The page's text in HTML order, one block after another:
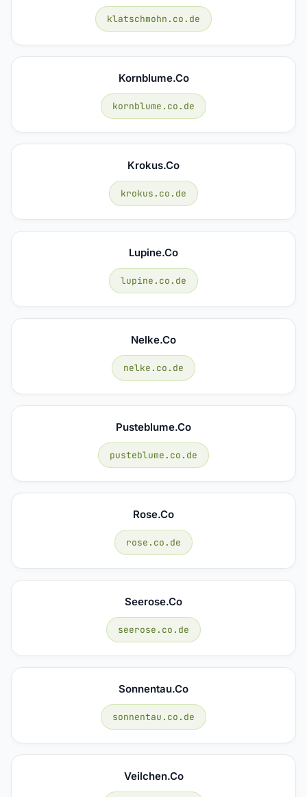
klatschmohn.co.de
Kornblume.co
kornblume.co.de
Krokus.co
krokus.co.de
Lupine.co
lupine.co.de
Nelke.co
nelke.co.de
Pusteblume.co
pusteblume.co.de
Rose.co
rose.co.de
Seerose.co
seerose.co.de
Sonnentau.co
sonnentau.co.de
Veilchen.co